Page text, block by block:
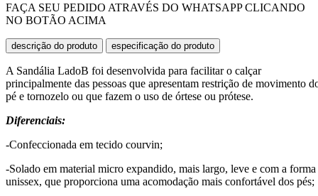
FAÇA SEU PEDIDO ATRAVÉS DO WHATSAPP CLICANDO
NO BOTÃO ACIMA
descrição do produto especificação do produto
A Sandália LadoB foi desenvolvida para facilitar o calçar
principalmente das pessoas que apresentam restrição de movimento
pé e tornozelo ou que fazem o uso de órtese ou prótese.
Diferenciais:
-Confeccionada em tecido courvin;
-Solado em material micro expandido, mais largo, leve e com a forma
unissex, que proporciona uma acomodação mais confortável dos pés;